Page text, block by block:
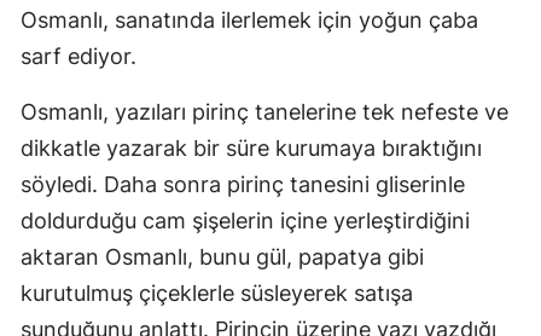
Gaziantep
Gümüşhane
Hakkari
Hatay
Isparta
Mersin
Osmanlı, sanatında ilerlemek için yoğun çaba
sarf ediyor.
Osmanlı, yazıları pirinç tanelerine tek nefeste ve
dikkatle yazarak bir süre kurumaya bıraktığını
söyledi. Daha sonra pirinç tanesini gliserinle
doldurduğu cam şişelerin içine yerleştirdiğini
aktaran Osmanlı, bunu gül, papatya gibi
kurutulmuş çiçeklerle süsleyerek satışa
sunduğunu anlattı. Pirincin üzerine yazı yazdığı